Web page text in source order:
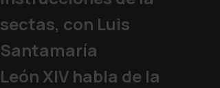
sectas, con Luis
Santamaría
León XIV habla de la